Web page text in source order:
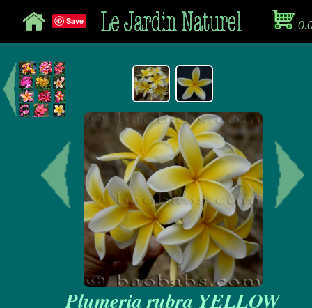
Save
Plumeria rubra YELLOW